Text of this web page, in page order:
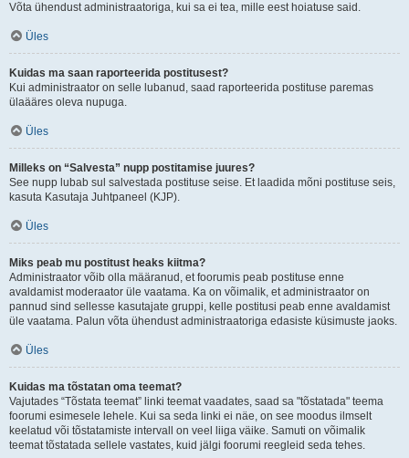
Võta ühendust administraatoriga, kui sa ei tea, mille eest hoiatuse said.
Üles
Kuidas ma saan raporteerida postitusest?
Kui administraator on selle lubanud, saad raporteerida postituse paremas
ülaääres oleva nupuga.
Üles
Milleks on “Salvesta” nupp postitamise juures?
See nupp lubab sul salvestada postituse seise. Et laadida mõni postituse seis,
kasuta Kasutaja Juhtpaneel (KJP).
Üles
Miks peab mu postitust heaks kiitma?
Administraator võib olla määranud, et foorumis peab postituse enne
avaldamist moderaator üle vaatama. Ka on võimalik, et administraator on
pannud sind sellesse kasutajate gruppi, kelle postitusi peab enne avaldamist
üle vaatama. Palun võta ühendust administraatoriga edasiste küsimuste jaoks.
Üles
Kuidas ma tõstatan oma teemat?
Vajutades “Tõstata teemat” linki teemat vaadates, saad sa "tõstatada" teema
foorumi esimesele lehele. Kui sa seda linki ei näe, on see moodus ilmselt
keelatud või tõstatamiste intervall on veel liiga väike. Samuti on võimalik
teemat tõstatada sellele vastates, kuid jälgi foorumi reegleid seda tehes.